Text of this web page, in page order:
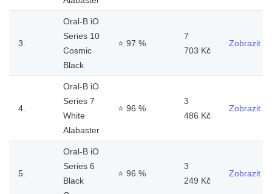
3.
Oral-B iO
Series 10
Cosmic
Black
⭐ 97 %
7
703 Kč
Zobrazit
4.
Oral-B iO
Series 7
White
Alabaster
⭐ 96 %
3
486 Kč
Zobrazit
5.
Oral-B iO
Series 6
Black
⭐ 96 %
3
249 Kč
Zobrazit